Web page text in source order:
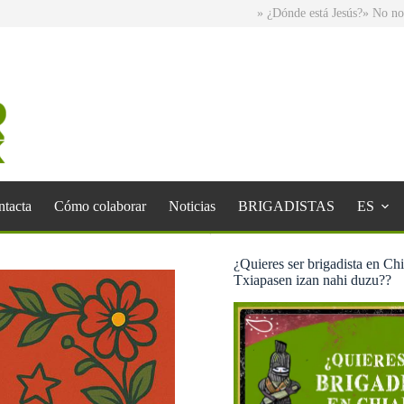
» ¿Dónde está Jesús?» No normal
Cómo colaborar Noticias BRIGADISTAS ES
¿Quieres ser brigadista en
Txiapasen izan nahi duzu??